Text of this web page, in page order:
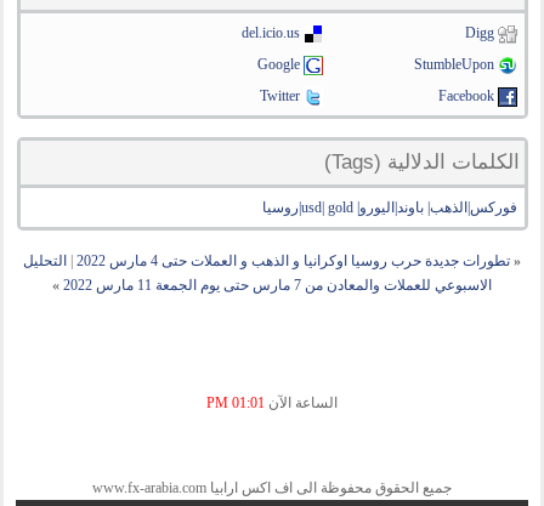
Digg
del.icio.us
StumbleUpon
Google
Facebook
Twitter
الكلمات الدلالية (Tags)
فوركس|الذهب| باوند|اليورو| usd| gold|روسيا
« تطورات جديدة حرب روسيا اوكرانيا و الذهب و العملات حتى 4 مارس 2022
التحليل
الاسبوعي للعملات والمعادن من 7 مارس حتى يوم الجمعة 11 مارس 2022
»
الساعة الآن 01:01 PM
جميع الحقوق محفوظة الى اف اكس ارابيا www.fx-arabia.com